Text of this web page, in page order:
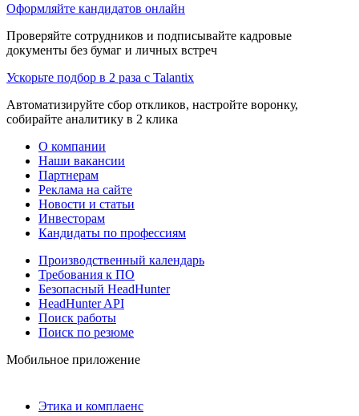
Оформляйте кандидатов онлайн
Проверяйте сотрудников и подписывайте кадровые
документы без бумаг и личных встреч
Ускорьте подбор в 2 раза с Talantix
Автоматизируйте сбор откликов, настройте воронку,
собирайте аналитику в 2 клика
О компании
Наши вакансии
Партнерам
Реклама на сайте
Новости и статьи
Инвесторам
Кандидаты по профессиям
Производственный календарь
Требования к ПО
Безопасный HeadHunter
HeadHunter API
Поиск работы
Поиск по резюме
Мобильное приложение
Этика и комплаенс